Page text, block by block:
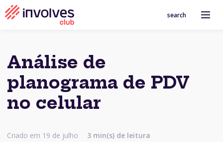
search
Análise de
planograma de PDV
no celular
Criado em 19 de julho 3 min(s) de leitura